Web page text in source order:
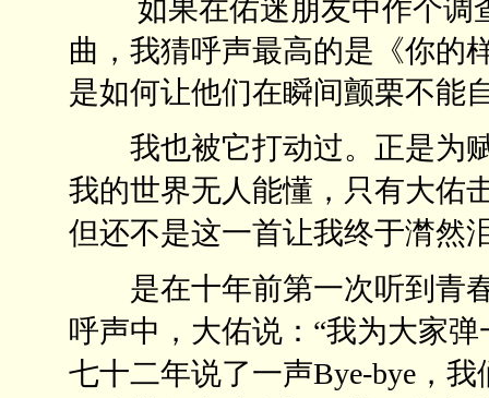
如果在佑迷朋友中作个调
曲，我猜呼声最高的是《你的
是如何让他们在瞬间颤栗不能
我也被它打动过。正是为赋
我的世界无人能懂，只有大佑
但还不是这一首让我终于潸然
是在十年前第一次听到青春
呼声中，大佑说：“我为大家
七十二年说了一声Bye-bye，